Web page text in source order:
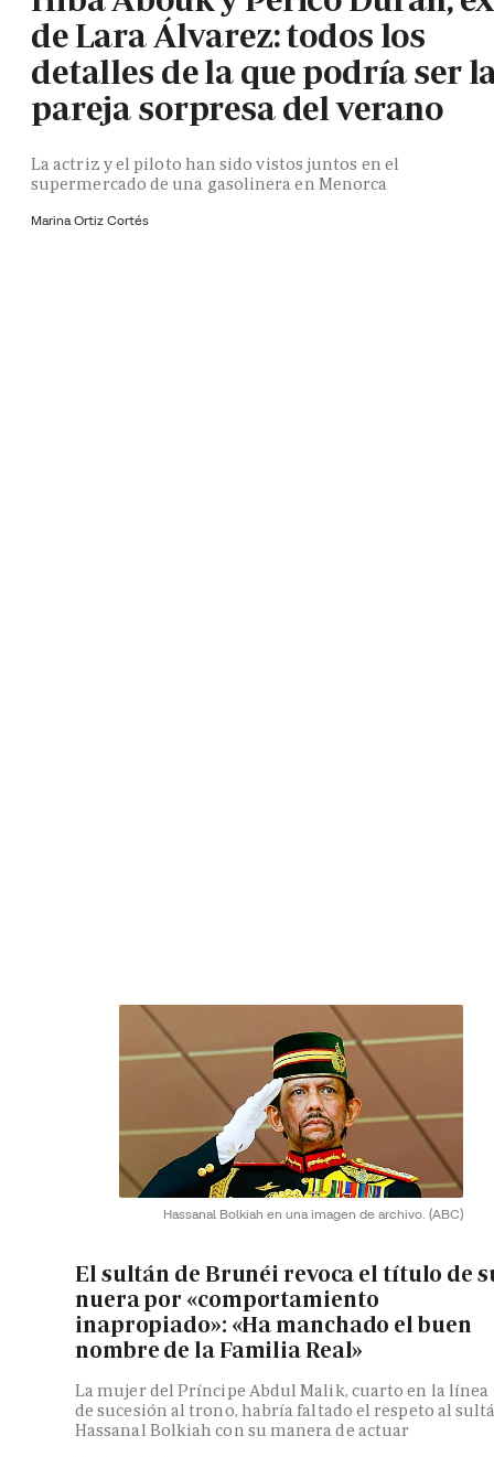
de Lara Álvarez: todos los
detalles de la que podría ser
pareja sorpresa del verano
La actriz y el piloto han sido vistos juntos en el
supermercado de una gasolinera en Menorca
Marina Ortiz Cortés
Hassanal Bolkiah en una imagen de archivo. (ABC)
El sultán de Brunéi revoca el título de
nuera por «comportamiento
inapropiado»: «Ha manchado el buen
nombre de la Familia Real»
La mujer del Príncipe Abdul Malik, cuarto en la línea
de sucesión al trono, habría faltado el respeto al
Hassanal Bolkiah con su manera de actuar